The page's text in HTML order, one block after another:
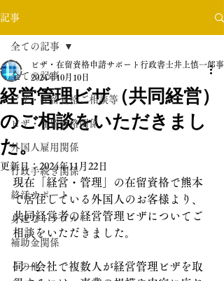
記事
全ての記事
ビザ・在留資格ご相談等
ビザ・在留資格関係
外国人雇用関係
行政手続き関係
終活サポート
身近なトラブル
補助金関係
その他
全ての記事
経営管理ビザ（共同経営）
のご相談をいただきまし
た。
ビザ・在留資格申請サポート行政書士井上慎一郎事
2024年10月10日
更新日：2024年11月22日
現在「経営・管理」の在留資格で熊本
で居住している外国人のお客様より、
共同経営者の経営管理ビザについてご
相談をいただきました。
同一会社で複数人が経営管理ビザを取